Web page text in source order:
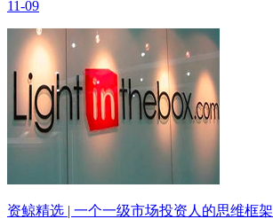
11-09
资鲸精选 | 一个一级市场投资人的思维框架